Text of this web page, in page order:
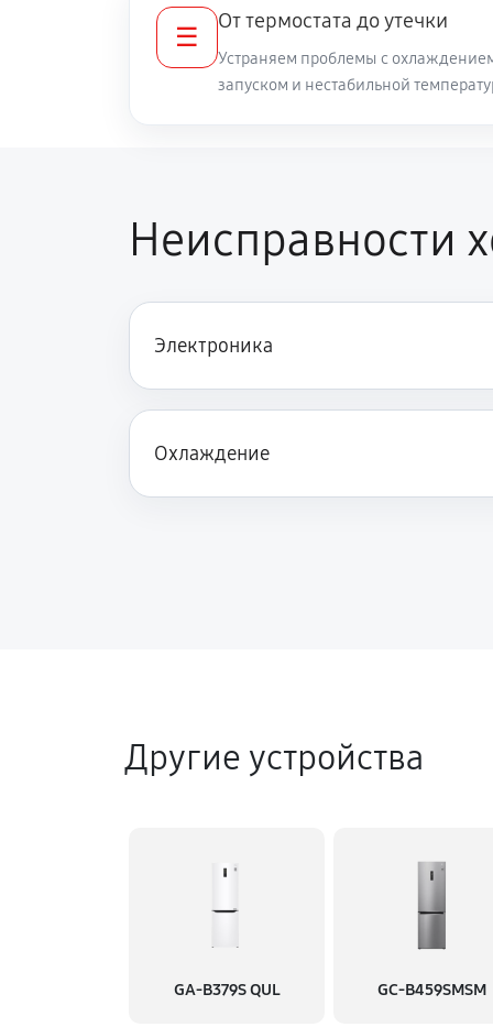
☰
От термостата до утечки
Устраняем проблемы с
запуском и нестабильной
Неисправности
Электроника
Охлаждение
Другие устройства
GA-B379S QUL GC-B459SMSM